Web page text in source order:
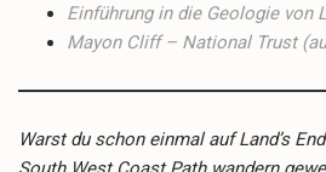
Einführung in die Geologie von
Mayon Cliff – National Trust
Warst du schon einmal auf Land’s